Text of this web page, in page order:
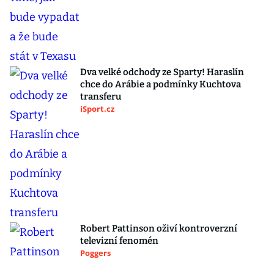
Dva velké odchody ze Sparty! Haraslín
chce do Arábie a podmínky Kuchtova
transferu
iSport.cz
Robert Pattinson oživí kontroverzní
televizní fenomén
Poggers